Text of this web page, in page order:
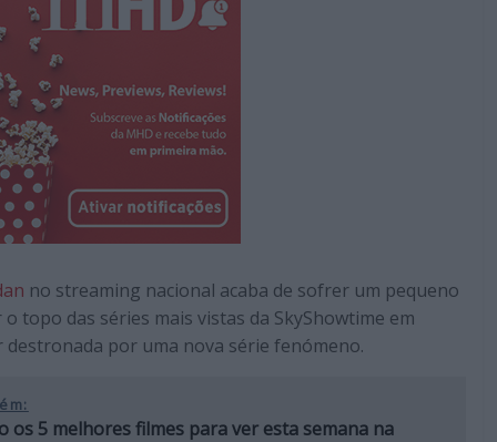
no streaming nacional acaba de sofrer um pequeno
topo das séries mais vistas da SkyShowtime em
destronada por uma nova série fenómeno.
os 5 melhores filmes para ver esta semana na